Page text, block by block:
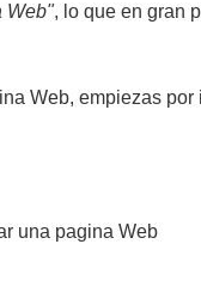
Web", lo que en gran
Web, empiezas
una pagina Web